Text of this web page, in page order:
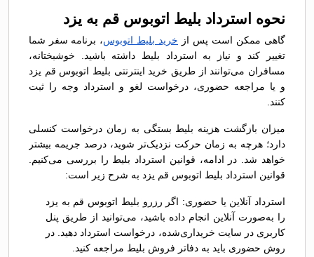
نحوه استرداد بلیط اتوبوس قم به يزد
گاهی ممکن است پس از خرید بلیط اتوبوس، برنامه سفر شما
تغییر کند و نیاز به استرداد بلیط داشته باشید. خوشبختانه،
مسافران می‌توانند از طریق خرید اینترنتی بلیط اتوبوس قم يزد
و یا مراجعه حضوری، درخواست لغو و استرداد وجه را ثبت
کنند.
میزان بازگشت هزینه بلیط بستگی به زمان درخواست کنسلی
دارد؛ هرچه به زمان حرکت نزدیک‌تر شوید، درصد جریمه بیشتر
خواهد شد. در ادامه، قوانین استرداد بلیط را بررسی می‌کنیم.
قوانین استرداد بلیط اتوبوس قم يزد به شرح زیر است:
استرداد آنلاین یا حضوری: اگر رزرو بلیط اتوبوس قم به يزد
را به‌صورت آنلاین انجام داده باشید، می‌توانید از طریق پنل
کاربری در سایت خریداری‌شده، درخواست استرداد دهید. در
روش حضوری باید به دفاتر فروش بلیط مراجعه کنید.